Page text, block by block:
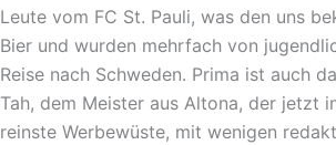
Leute vom FC St. Pauli, was den uns
Bier und wurden mehrfach von
Reise nach Schweden. Prima ist auch
Tah, dem Meister aus Altona, der jetzt
reinste Werbewüste, mit wenigen